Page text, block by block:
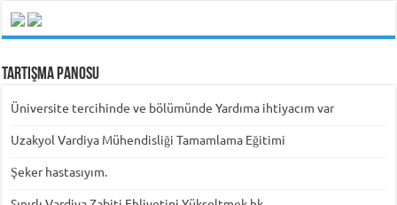
Tartışma Panosu
Üniversite tercihinde ve bölümünde Yardıma ihtiyacım var
Uzakyol Vardiya Mühendisliği Tamamlama Eğitimi
Şeker hastasıyım.